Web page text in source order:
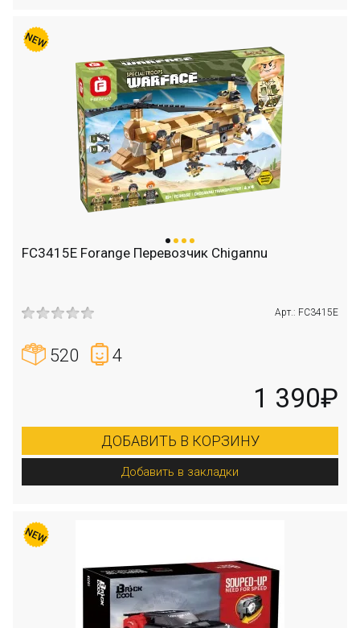
FC3415E Forange Перевозчик Chigannu
Арт.: FC3415E
520 4
1 390₽
ДОБАВИТЬ В КОРЗИНУ
Добавить в закладки